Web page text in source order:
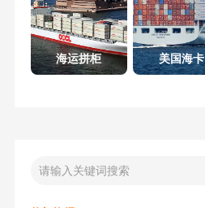
海运拼柜 美国海卡